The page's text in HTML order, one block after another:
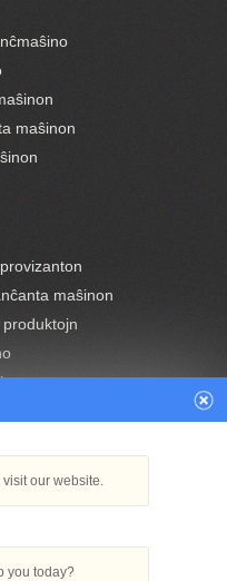
maŝinon
maŝinon
Spanish
visit our website.
you today?